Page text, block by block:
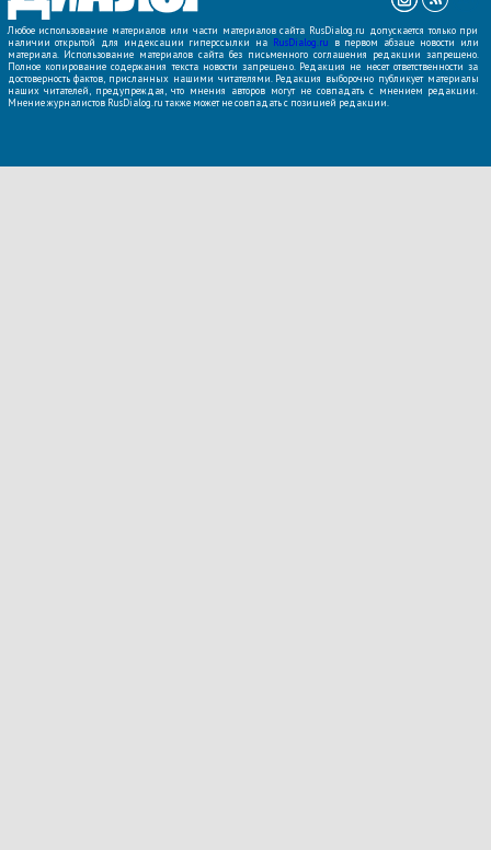
Любое использование материалов или части материалов сайта RusDialog.ru допускается только при
наличии открытой для индексации гиперссылки на RusDialog.ru в первом абзаце новости или
материала. Использование материалов сайта без письменного соглашения редакции запрещено.
Полное копирование содержания текста новости запрещено. Редакция не несет ответственности за
достоверность фактов, присланных нашими читателями. Редакция выборочно публикует материалы
наших читателей, предупреждая, что мнения авторов могут не совпадать с мнением редакции.
Мнение журналистов RusDialog.ru также может не совпадать с позицией редакции.